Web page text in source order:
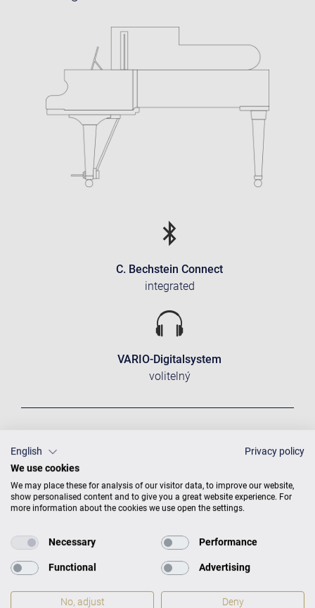
C. Bechstein Connect
integrated
VARIO-Digitalsystem
volitelný
English
Privacy policy
We use cookies
We may place these for analysis of our visitor data, to improve our website,
show personalised content and to give you a great website experience. For
more information about the cookies we use open the settings.
Necessary Performance
Functional Advertising
No, adjust Deny